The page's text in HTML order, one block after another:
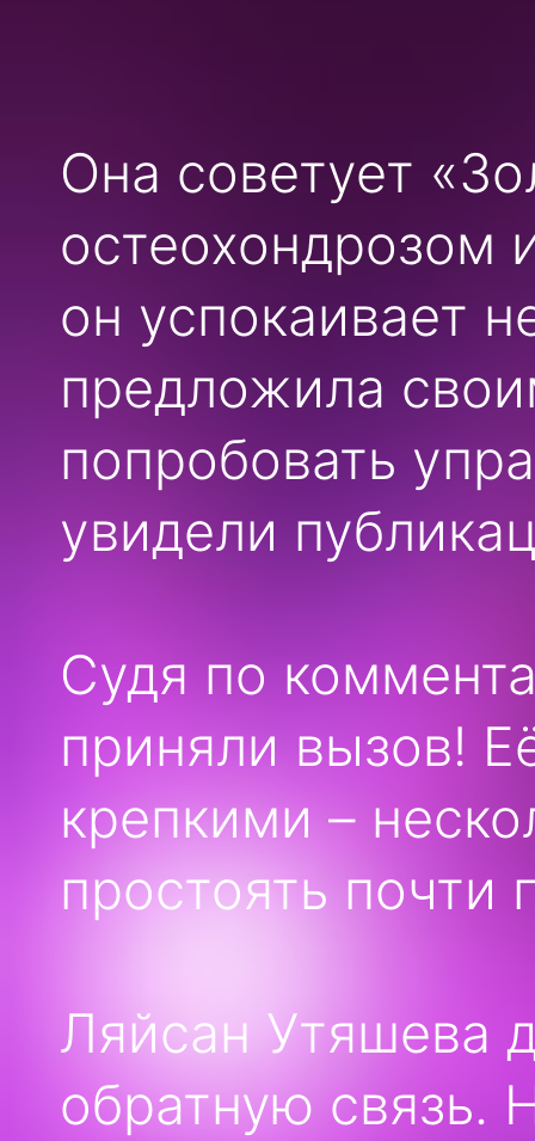
Она советует
остеохондрозом
он успокаивает
предложила
попробовать
увидели
Судя по
приняли вызов!
крепкими –
простоять почти
Ляйсан Утяшева
обратную связь.